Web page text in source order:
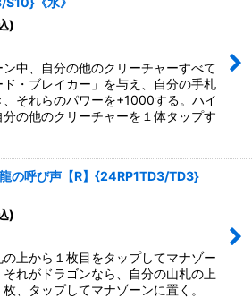
)
ン中、自分の他のクリーチャーすべて
ド・ブレイカー」を与え、自分の手札
、それらのパワーを+1000する。ハイ
の他のクリーチャーを１体タップす
龍の呼び声【R】{24RP1TD3/TD3}
)
の上から１枚目をタップしてマナゾー
それがドラゴンなら、自分の山札の上
、タップしてマナゾーンに置く。